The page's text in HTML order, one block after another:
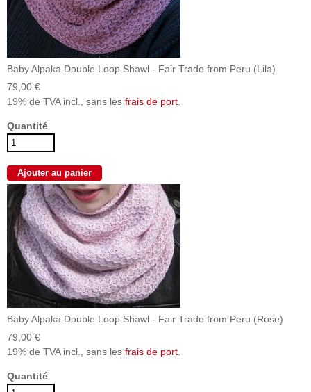
Baby Alpaka Double Loop Shawl - Fair Trade from Peru (Lila)
79,00 €
19% de TVA incl., sans les frais de port
Quantité
Baby Alpaka Double Loop Shawl - Fair Trade from Peru (Rose)
79,00 €
19% de TVA incl., sans les frais de port
Quantité